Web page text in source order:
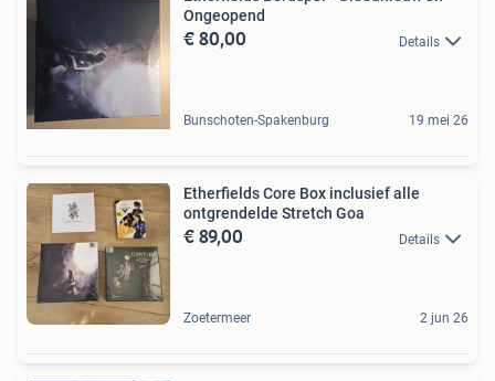
Ongeopend
€ 80,00 Details
Bunschoten-Spakenburg 19 mei 26
Etherfields Core Box inclusief alle
ontgrendelde Stretch Goa
€ 89,00 Details
Zoetermeer 2 jun 26